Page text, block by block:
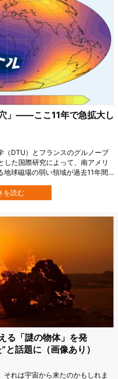
」――ここ11年で急拡大し
（DTU）とフランスのグルノーブ
した国際研究によって、南アメリ
球磁場の弱い領域が過去11年間
、磁場の弱点部分の拡大は人工衛
能性があります。 かつてオゾンホ
を読む
る「謎の物体」を発
と話題に（画像あり）
れは宇宙から来たのかもしれま